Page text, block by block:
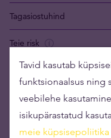
Tagasiostuhind
Teie risk
Fakt:
Kulla hind eurodes
011,47 EUR/oz ning
Kulla maailmaturuhind
Tavid kasutab
funktsionaalsus ning
veebilehe
isikupärastatud
meie